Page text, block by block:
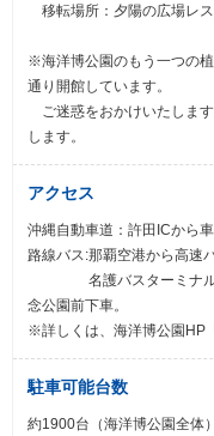
移転場所：夕陽の広場レ
※海洋博公園のもう一つの
通り開館しています。
ご迷惑をおかけいたしま
します。
アクセス
沖縄自動車道：許田ICから
路線バス:那覇空港から高速
名護バスターミナルよ
念公園前下車。
※詳しくは、海洋博公園HP
駐車可能台数
約1900台（海洋博公園全体）